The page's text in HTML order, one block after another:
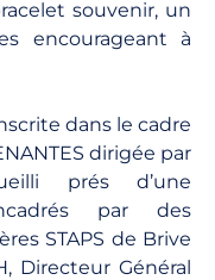
souvenir, un
encourageant à
dans le cadre
dirigée par
prés d’une
par des
STAPS de Brive
Directeur Général